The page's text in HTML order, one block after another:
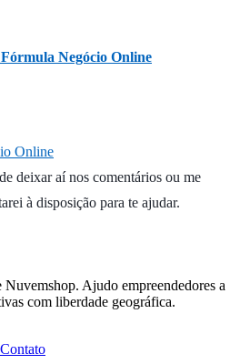
Negócio Online
Online
deixar aí nos comentários ou me
à disposição para te ajudar.
Nuvemshop. Ajudo empreendedores a
com liberdade geográfica.
Contato